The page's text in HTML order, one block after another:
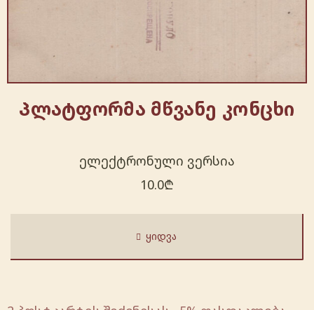
Პლატფორმა მწვანე კონცხი
ელექტრონული ვერსია
10.0₾
ᲧᲘᲓᲕᲐ